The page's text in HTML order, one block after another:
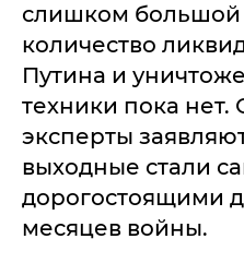
слишком большой
количество
Путина и
техники пока
эксперты
выходные стали
дорогостоящими
месяцев войны.